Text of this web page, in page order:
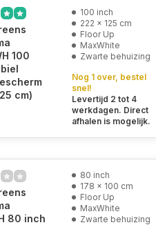
100
cm)
100 inch
222 x 125 cm
Floor Up
MaxWhite
Zwarte behuizing
Nog 1 over, bestel
snel!
Levertijd 2 tot 4
werkdagen. Direct
afhalen is mogelijk.
80 inch
80 inch
178 x 100 cm
Floor Up
MaxWhite
Zwarte behuizing